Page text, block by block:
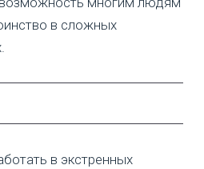
в сложных
в экстренных